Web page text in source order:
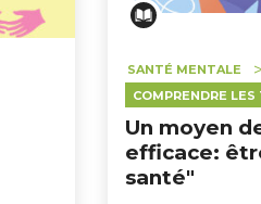
SANTÉ MENTALE
COMPRENDRE
Un moyen
efficace:
santé"